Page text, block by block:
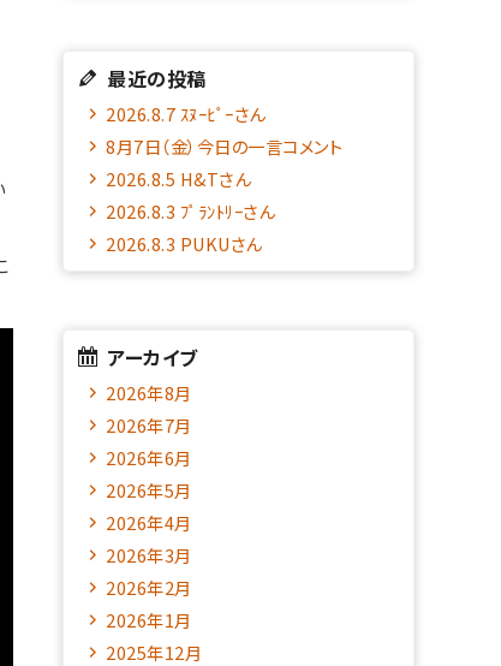
最近の投稿
2026.8.7 ｽﾇｰﾋﾟｰさん
8月7日（金）今日の一言コメント
2026.8.5 H&Tさん
2026.8.3 ﾌﾟﾗﾝﾄﾘｰさん
2026.8.3 PUKUさん
アーカイブ
2026年8月
2026年7月
2026年6月
2026年5月
2026年4月
2026年3月
2026年2月
2026年1月
2025年12月